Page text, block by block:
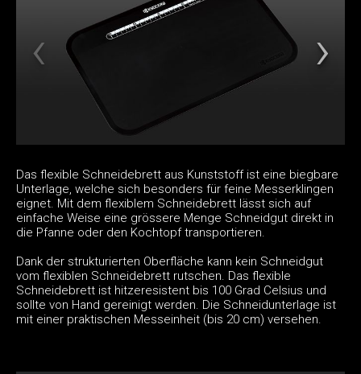
Das flexible Schneidebrett aus Kunststoff ist eine biegbare
Unterlage, welche sich besonders für feine Messerklingen
eignet. Mit dem flexiblem Schneidebrett lässt sich auf
einfache Weise eine grössere Menge Schneidgut direkt in
die Pfanne oder den Kochtopf transportieren.
Dank der strukturierten Oberfläche kann kein Schneidgut
vom flexiblen Schneidebrett rutschen. Das flexible
Schneidebrett ist hitzeresistent bis 100 Grad Celsius und
sollte von Hand gereinigt werden. Die Schneidunterlage ist
mit einer praktischen Messeinheit (bis 20 cm) versehen.